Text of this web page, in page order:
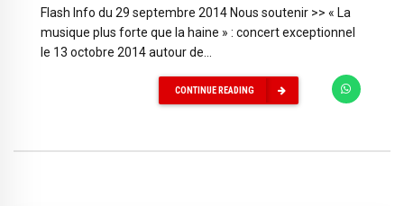
Flash Info du 29 septembre 2014 Nous soutenir >> « La
musique plus forte que la haine » : concert exceptionnel
le 13 octobre 2014 autour de...
CONTINUE READING